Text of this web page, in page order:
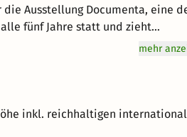
Ausstellung Documenta, eine
fünf Jahre statt und zieht
ältesten öffentlichen Museen in
zeigt ihr Leben, ihre Arbeit
mehr
inkl. reichhaltigen